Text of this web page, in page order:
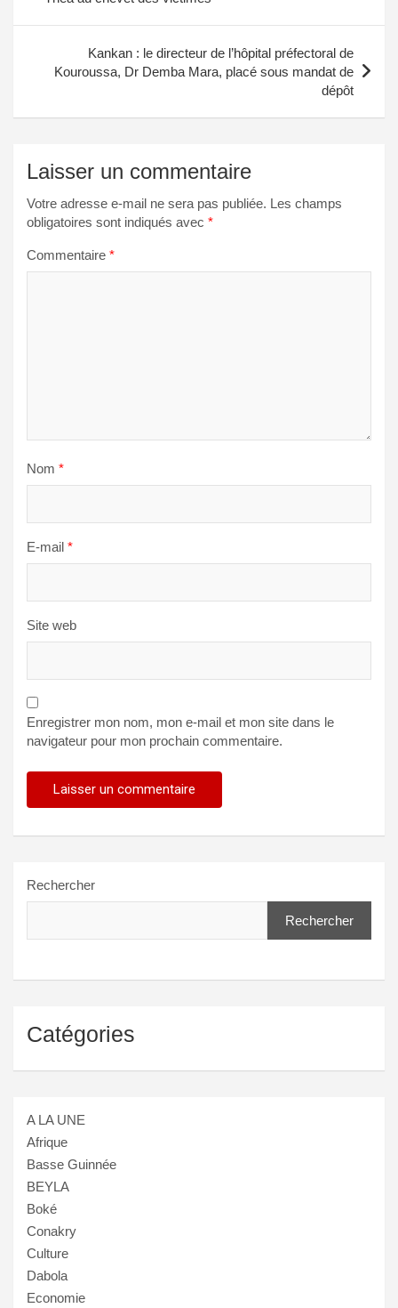
l’article
Kankan : le directeur de l’hôpital préfectoral de
Kouroussa, Dr Demba Mara, placé sous mandat de
dépôt
Laisser un commentaire
Votre adresse e-mail ne sera pas publiée. Les champs
obligatoires sont indiqués avec *
Commentaire *
Nom *
E-mail *
Site web
Enregistrer mon nom, mon e-mail et mon site dans le
navigateur pour mon prochain commentaire.
Rechercher
Rechercher
Catégories
A LA UNE
Afrique
Basse Guinnée
BEYLA
Boké
Conakry
Culture
Dabola
Economie